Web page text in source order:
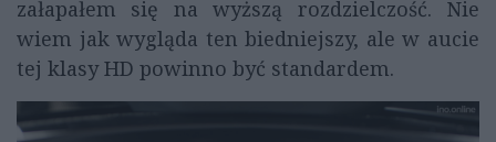
załapałem się na wyższą rozdzielczość. Nie
wiem jak wygląda ten biedniejszy, ale w aucie
tej klasy HD powinno być standardem.